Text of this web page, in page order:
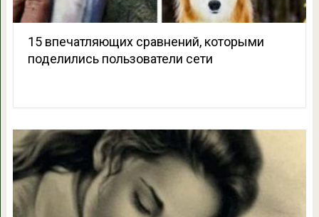
15 впечатляющих сравнений, которыми
поделились пользователи сети